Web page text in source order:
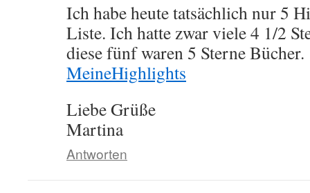
Ich habe heute tatsächlich nur 5
Liste. Ich hatte zwar viele 4 1/2
diese fünf waren 5 Sterne Bücher.
MeineHighlights
Liebe Grüße
Martina
Antworten